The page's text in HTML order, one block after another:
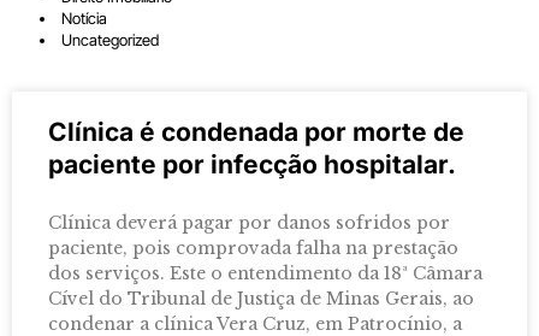
Notícia
Uncategorized
Clínica é condenada por morte de
paciente por infecção hospitalar.
Clínica deverá pagar por danos sofridos por
paciente, pois comprovada falha na prestação
dos serviços. Este o entendimento da 18ª Câmara
Cível do Tribunal de Justiça de Minas Gerais, ao
condenar a clínica Vera Cruz, em Patrocínio, a